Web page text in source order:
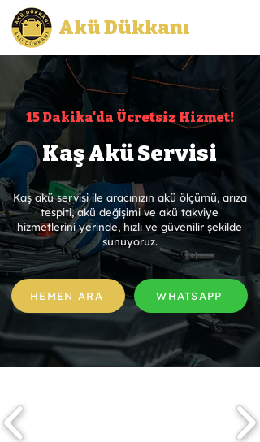
Akü Dükkanı
15 Dakika'da Ücretsiz Hizmet!
Kaş Akü Servisi
Kaş akü servisi ile aracınızın akü ölçümü, arıza
tespiti, akü değişimi ve akü takviye
hizmetlerini yerinde, hızlı ve güvenilir şekilde
sunuyoruz.
HEMEN ARA WHATSAPP